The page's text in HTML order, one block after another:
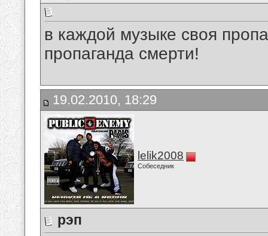
в каждой музыке своя
пропаганда смерти!
19.02.2010, 18:29
lelik2008
Собеседник
рэп